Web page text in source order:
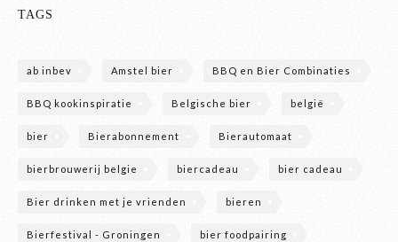
TAGS
ab inbev Amstel bier BBQ en Bier Combinaties
BBQ kookinspiratie Belgische bier belgië
bier Bierabonnement Bierautomaat
bierbrouwerij belgie biercadeau bier cadeau
Bier drinken met je vrienden bieren
Bierfestival - Groningen bier foodpairing